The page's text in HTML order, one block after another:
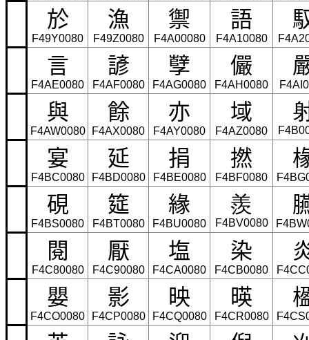
於
F49Y0080
漁
F49Z0080
禦
F4A00080
語
F4A10080
言
F4AE0080
諺
F4AF0080
孼
F4AG0080
儼
F4AH0080
與
F4AW0080
餘
F4AX0080
亦
F4AY0080
域
F4AZ0080
宴
F4BC0080
延
F4BD0080
捐
F4BE0080
撚
F4BF0080
硯
F4BS0080
筵
F4BT0080
緣
F4BU0080
羨
F4BV0080
閱
F4C80080
厭
F4C90080
塩
F4CA0080
染
F4CB0080
嬰
F4CO0080
影
F4CP0080
映
F4CQ0080
暎
F4CR0080